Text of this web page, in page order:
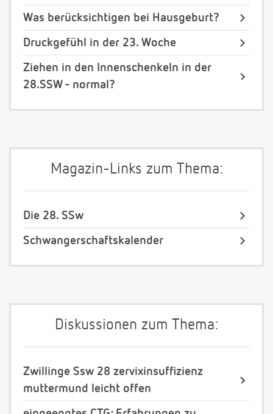
Was berücksichtigen bei Hausgeburt?
Druckgefühl in der 23. Woche
Ziehen in den Innenschenkeln in der
28.SSW - normal?
Magazin-Links zum Thema:
Die 28. SSw
Schwangerschaftskalender
Diskussionen zum Thema:
Zwillinge Ssw 28 zervixinsuffizienz
muttermund leicht offen